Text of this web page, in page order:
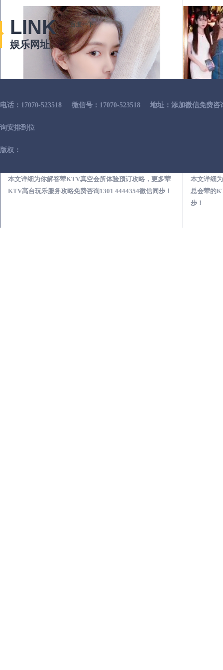
本文详细为你解答荤KTV真空会所体验预订攻略，更多荤
KTV高台玩乐服务攻略免费咨询1301 4444354微信同步！
本文详细
总会荤的
步！
LINK
娱乐网址
百度一下
电话：17070-523518 微信号：17070-523518 地址：添加微信免费
询安排到位
版权：